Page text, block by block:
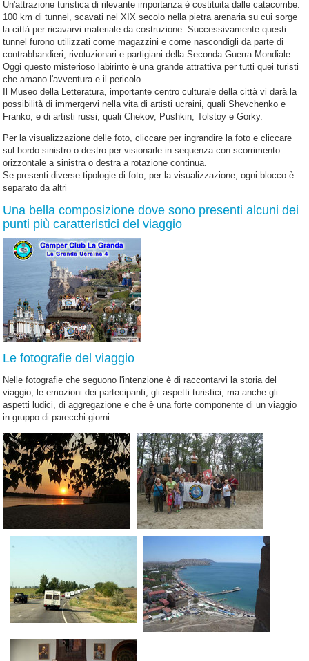
Un'attrazione turistica di rilevante importanza è costituita dalle catacombe:
100 km di tunnel, scavati nel XIX secolo nella pietra arenaria su cui sorge
la città per ricavarvi materiale da costruzione. Successivamente questi
tunnel furono utilizzati come magazzini e come nascondigli da parte di
contrabbandieri, rivoluzionari e partigiani della Seconda Guerra Mondiale.
Oggi questo misterioso labirinto è una grande attrattiva per tutti quei turisti
che amano l'avventura e il pericolo.
Il Museo della Letteratura, importante centro culturale della città vi darà la
possibilità di immergervi nella vita di artisti ucraini, quali Shevchenko e
Franko, e di artisti russi, quali Chekov, Pushkin, Tolstoy e Gorky.
Per la visualizzazione delle foto, cliccare per ingrandire la foto e cliccare
sul bordo sinistro o destro per visionarle in sequenza con scorrimento
orizzontale a sinistra o destra a rotazione continua.
Se presenti diverse tipologie di foto, per la visualizzazione, ogni blocco è
separato da altri
Una bella composizione dove sono presenti alcuni dei
punti più caratteristici del viaggio
Le fotografie del viaggio
Nelle fotografie che seguono l'intenzione è di raccontarvi la storia del
viaggio, le emozioni dei partecipanti, gli aspetti turistici, ma anche gli
aspetti ludici, di aggregazione e che è una forte componente di un viaggio
in gruppo di parecchi giorni